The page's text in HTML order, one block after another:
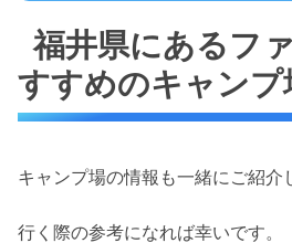
福井県にあるフ
すすめのキャンプ
キャンプ場の情報も一緒にご紹介
行く際の参考になれば幸いです。